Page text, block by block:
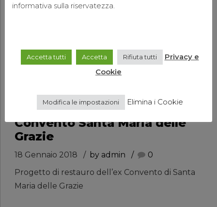
Convento Santa Maria delle
Grazie
18 Gennaio 2018 by admin
0
Progetto di restauro dell’ex Convento di Santa
Maria delle Grazie
informativa sulla riservatezza.
Accetta tutti Accetta Rifiuta tutti
Privacy e
Cookie
Modifica le impostazioni Elimina i Cookie